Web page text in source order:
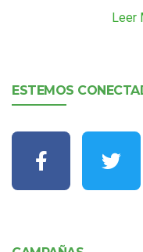
Leer
ESTEMOS